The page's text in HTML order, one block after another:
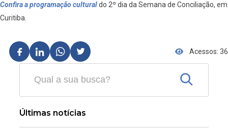
Confira a programação culturaldo 2º dia da Semana de Conciliação, em
Curitiba.
Acessos: 36
Últimas notícias